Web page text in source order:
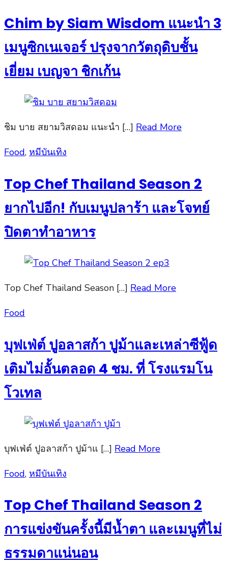
Chim by Siam Wisdom แนะนำ 3
เมนูซิกเนเจอร์ ปรุงจากวัตถุดิบชั้น
เยี่ยม เบญจา ชิกเก้น
ชิม บาย สยามวิสดอม แนะนำ […] Read More
Posted
Food, หมีบันเทิง
Top Chef Thailand Season 2
ยากไปอีก! กับเมนูปลาร้า และโจทย์
ปิดตาทำอาหาร
Top Chef Thailand Season […] Read More
Posted
Food
บุฟเฟ่ต์ ปูอลาสก้า ปูม้าและเหล่าซีฟู้ด
เติมไม่อั้นตลอด 4 ชม. ที่ โรงแรมโน
โวเทล
บุฟเฟ่ต์ ปูอลาสก้า ปูม้าแ […] Read More
Posted
Food, หมีบันเทิง
Top Chef Thailand Season 2
การแข่งขันครั้งนี้มีน้ำตา และเมนูที่ไม่
ธรรมดาแน่นอน